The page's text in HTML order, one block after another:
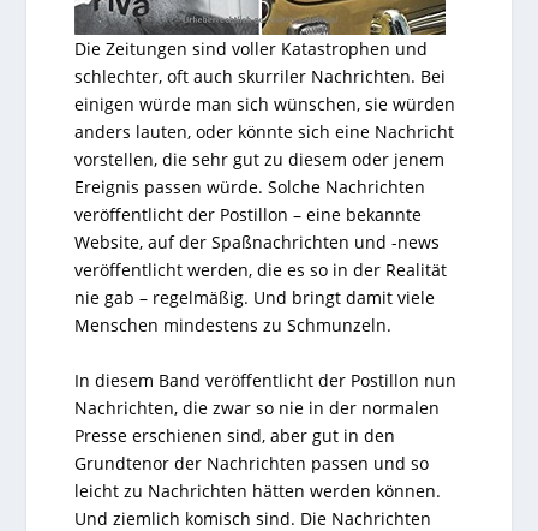
Die Zeitungen sind voller Katastrophen und
schlechter, oft auch skurriler Nachrichten. Bei
einigen würde man sich wünschen, sie würden
anders lauten, oder könnte sich eine Nachricht
vorstellen, die sehr gut zu diesem oder jenem
Ereignis passen würde. Solche Nachrichten
veröffentlicht der Postillon – eine bekannte
Website, auf der Spaßnachrichten und -news
veröffentlicht werden, die es so in der Realität
nie gab – regelmäßig. Und bringt damit viele
Menschen mindestens zu Schmunzeln.
In diesem Band veröffentlicht der Postillon nun
Nachrichten, die zwar so nie in der normalen
Presse erschienen sind, aber gut in den
Grundtenor der Nachrichten passen und so
leicht zu Nachrichten hätten werden können.
Und ziemlich komisch sind. Die Nachrichten